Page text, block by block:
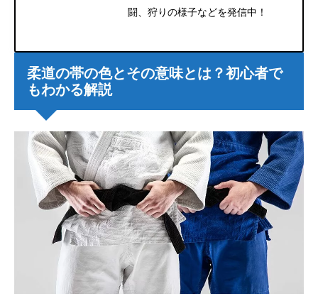
闘、狩りの様子などを発信中！
柔道の帯の色とその意味とは？初心者で
もわかる解説